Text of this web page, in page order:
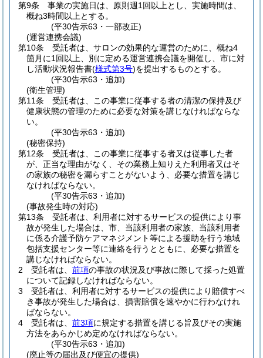
第9条
事業の実施日は、原則週1回以上とし、実施時間は、
概ね3時間以上とする。
(平30告示63・一部改正)
(運営連携会議)
第10条
受託者は、サロンの効果的な運営のために、概ね4
箇月に1回以上、別に定める運営連携会議を開催し、市に対
し活動状況報告書(様式第3号)を提出するものとする。
(平30告示63・追加)
(衛生管理)
第11条
受託者は、この事業に従事する者の清潔の保持及び
健康状態の管理のために必要な対策を講じなければならな
い。
(平30告示63・追加)
(秘密保持)
第12条
受託者は、この事業に従事する者又は従事した者
が、正当な理由がなく、その業務上知りえた利用者又はそ
の家族の秘密を漏らすことがないよう、必要な措置を講じ
なければならない。
(平30告示63・追加)
(事故発生時の対応)
第13条
受託者は、利用者に対するサービスの提供により事
故が発生した場合は、市、当該利用者の家族、当該利用者
に係る介護予防ケアマネジメント等による援助を行う地域
包括支援センター等に連絡を行うとともに、必要な措置を
講じなければならない。
2
受託者は、 前項の事故の状況及び事故に際して採った処置
について記録しなければならない。
3
受託者は、利用者に対するサービスの提供により賠償すべ
き事故が発生した場合は、損害賠償を速やかに行わなけれ
ばならない。
4
受託者は、 前3項に規定する措置を講じる旨及びその実施
方法をあらかじめ定めなければならない。
(平30告示63・追加)
(廃止等の届出及び便宜の提供)